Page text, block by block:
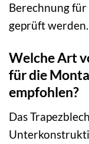
Berechnung für
geprüft werden.
Welche Art
für die
empfohlen?
Das